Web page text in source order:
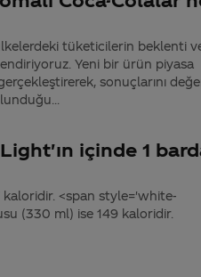
tüketicilerin beklenti
Yeni bir ürün piyasa
sonuçlarını
içinde 1
kaloridir. <span style='white-
(330 ml) ise 149 kaloridir.